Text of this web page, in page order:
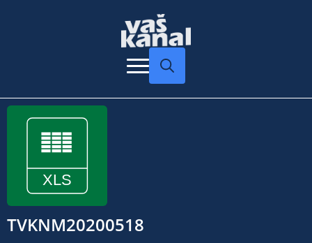
TVKNM20200518